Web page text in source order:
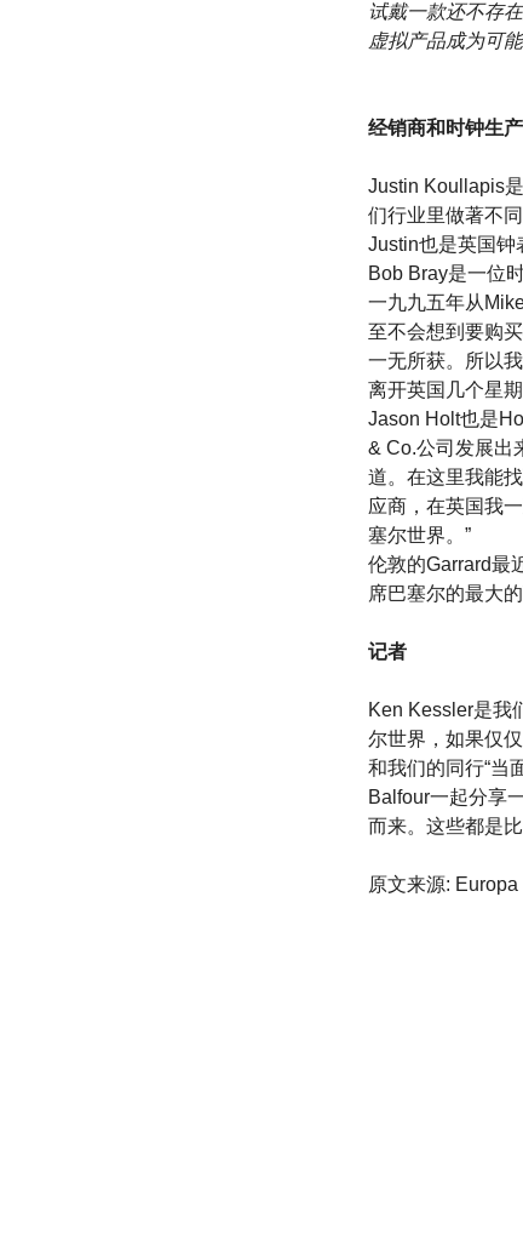
试戴一款还不存
虚拟产品成为可能
经销商和时钟生
Justin Koullapis
们行业里做著不
Justin也是英国钟
Bob Bray是一位
一九九五年从
至不会想到要购
一无所获。所以
离开英国几个星
Jason Holt也是
& Co.公司发展出
道。在这里我能
应商，在英国我
塞尔世界。”
伦敦的Garrard最
席巴塞尔的最大
记者
Ken Kessler是我
尔世界，如果仅
和我们的同行“当
Balfour一起分享
而来。这些都是
原文来源: